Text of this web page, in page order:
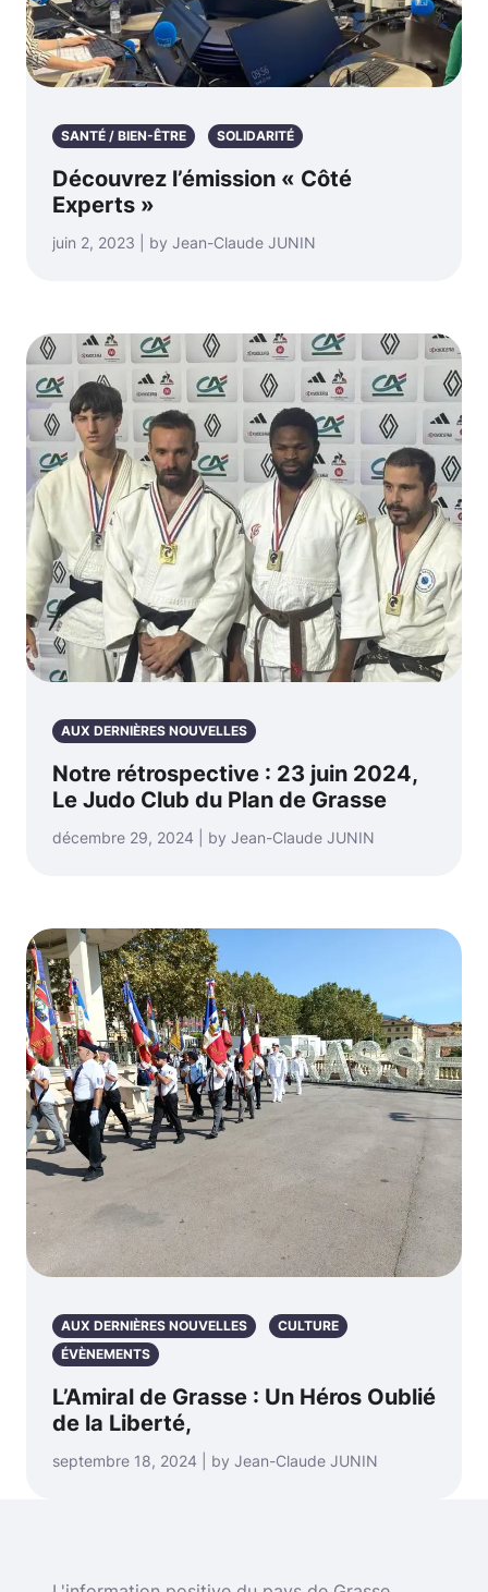
SANTÉ / BIEN-ÊTRE SOLIDARITÉ
Découvrez l’émission « Côté
Experts »
juin 2, 2023 | by Jean-Claude JUNIN
AUX DERNIÈRES NOUVELLES
Notre rétrospective : 23 juin 2024,
Le Judo Club du Plan de Grasse
décembre 29, 2024 | by Jean-Claude JUNIN
AUX DERNIÈRES NOUVELLES
CULTURE
ÉVÈNEMENTS
L’Amiral de Grasse : Un Héros Oublié
de la Liberté,
septembre 18, 2024 | by Jean-Claude JUNIN